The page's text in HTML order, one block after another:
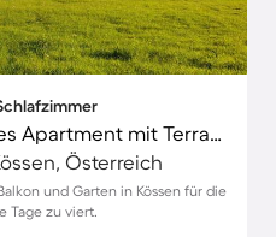
Kinderfreundliches tolles Apartment mit Terrasse, Grill und Garten
Österreich
und Garten in Kössen für die
Tage zu viert.